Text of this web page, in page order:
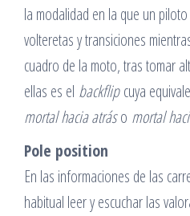
la modalidad en la que un
volteretas y transiciones
cuadro de la moto, tras tomar
ellas es el backflipcuya
mortal hacia atráso mortal
Pole position
En las informaciones de las
habitual leer y escuchar las